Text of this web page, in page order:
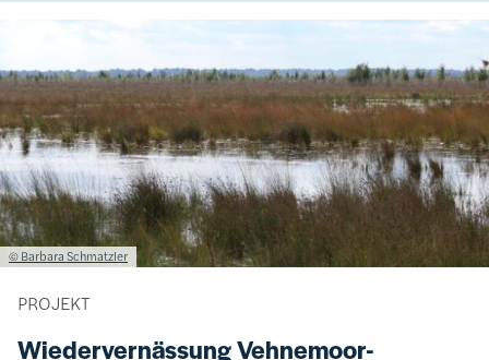
Lizenzinformationen einschließlich Urheberrecht
© Barbara Schmatzler
PROJEKT
Wiedervernässung Vehnemoor-